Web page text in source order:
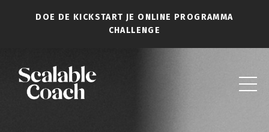
DOE DE KICKSTART JE ONLINE PROGRAMMA
CHALLENGE